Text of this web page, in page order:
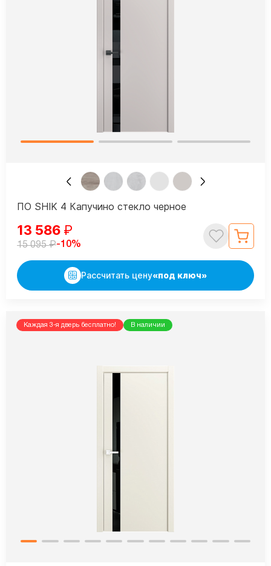
ПО SHIK 4 Капучино стекло черное
13 586 ₽
15 095₽-10%
Рассчитать цену«под ключ»
Каждая 3-я дверь бесплатно! В наличии